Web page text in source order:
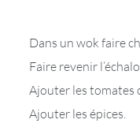
Dans un wok faire
Faire revenir
Ajouter les tomates
Ajouter les épices.